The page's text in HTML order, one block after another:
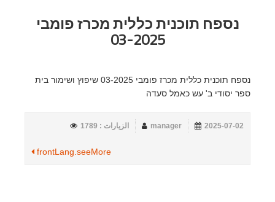
נספח תוכנית כללית מכרז פומבי
03-2025
נספח תוכנית כללית מכרז פומבי 03-2025 שיפוץ ושימור בית
ספר יסודי ב' עש כאמל סעדה
2025-07-02
manager الزيارات : 1789
frontLang.seeMore